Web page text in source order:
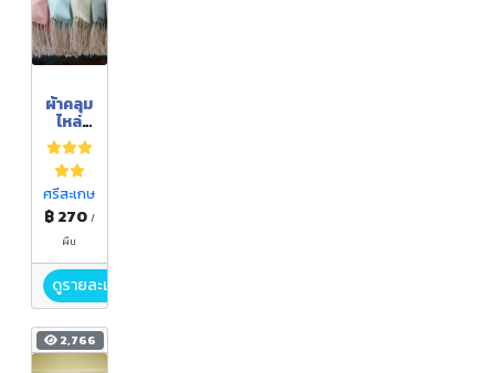
ผ้าคลุม
ไหล่
(ผ้า
ฝ้าย
ยก
ดอก)
ศรีสะเกษ
฿ 270 /
ผืน
ดูรายละเอียด
2,766